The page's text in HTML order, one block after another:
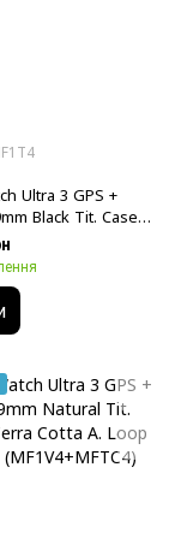
Ultra 3 GPS +
Black Tit. Case
Milanese Loop -